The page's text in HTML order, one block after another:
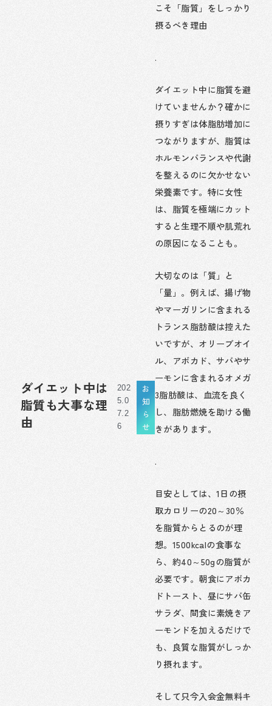
ダイエット中は
脂質も大事な理
由
202
5.0
7.2
6
お
知
ら
せ
こそ「脂質」をしっかり
摂るべき理由
.
ダイエット中に脂質を避
けていませんか？確かに
摂りすぎは体脂肪増加に
つながりますが、脂質は
ホルモンバランスや代謝
を整えるのに欠かせない
栄養素です。特に女性
は、脂質を極端にカット
すると生理不順や肌荒れ
の原因になることも。
大切なのは「質」と
「量」。例えば、揚げ物
やマーガリンに含まれる
トランス脂肪酸は控えた
いですが、オリーブオイ
ル、アボカド、サバやサ
ーモンに含まれるオメガ
3脂肪酸は、血流を良く
し、脂肪燃焼を助ける働
きがあります。
.
目安としては、1日の摂
取カロリーの20～30％
を脂質からとるのが理
想。1500kcalの食事な
ら、約40～50gの脂質が
必要です。朝食にアボカ
ドトースト、昼にサバ缶
サラダ、間食に素焼きア
ーモンドを加えるだけで
も、良質な脂質がしっか
り摂れます。
そして只今入会金無料キ